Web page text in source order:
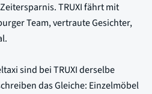
TRUXI fährt mit
Team, vertraute Gesichter,
sind bei TRUXI derselbe
das Gleiche: Einzelmöbel